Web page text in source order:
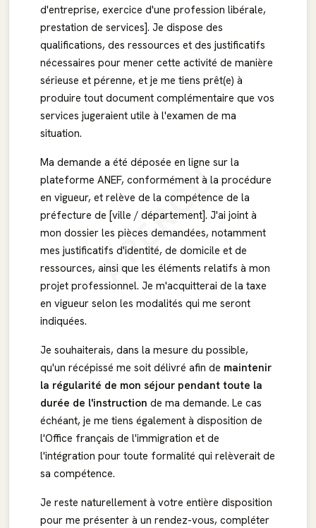
APERÇU
d'entreprise, exercice d'une profession libérale,
prestation de services]. Je dispose des
qualifications, des ressources et des justificatifs
nécessaires pour mener cette activité de manière
sérieuse et pérenne, et je me tiens prêt(e) à
produire tout document complémentaire que vos
services jugeraient utile à l'examen de ma
situation.
Ma demande a été déposée en ligne sur la
plateforme ANEF, conformément à la procédure
en vigueur, et relève de la compétence de la
préfecture de [ville / département]. J'ai joint à
mon dossier les pièces demandées, notamment
mes justificatifs d'identité, de domicile et de
ressources, ainsi que les éléments relatifs à mon
projet professionnel. Je m'acquitterai de la taxe
en vigueur selon les modalités qui me seront
indiquées.
Je souhaiterais, dans la mesure du possible,
qu'un récépissé me soit délivré afin de maintenir
la régularité de mon séjour pendant toute la
durée de l'instruction de ma demande. Le cas
échéant, je me tiens également à disposition de
l'Office français de l'immigration et de
l'intégration pour toute formalité qui relèverait de
sa compétence.
Je reste naturellement à votre entière disposition
pour me présenter à un rendez-vous, compléter